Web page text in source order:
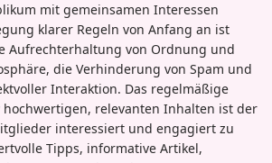
mit gemeinsamen Interessen
klarer Regeln von Anfang an ist
Aufrechterhaltung von Ordnung und
die Verhinderung von Spam und
Interaktion. Das regelmäßige
relevanten Inhalten ist der
interessiert und engagiert zu
Tipps, informative Artikel,